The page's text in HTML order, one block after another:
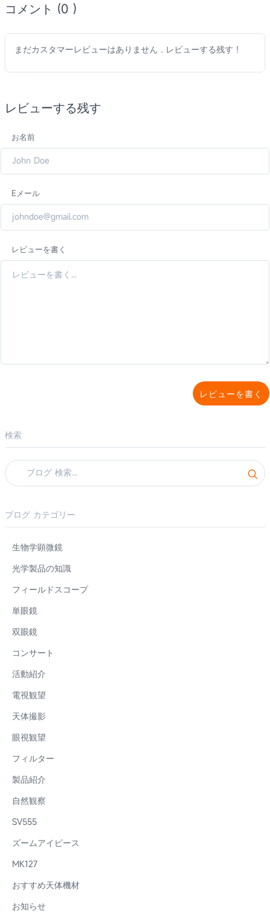
コメント (0 )
まだカスタマーレビューはありません . レビューする残す !
レビューする残す
お名前
Eメール
レビューを書く
レビューを書く
検索
ブログ カテゴリー
生物学顕微鏡
光学製品の知識
フィールドスコープ
単眼鏡
双眼鏡
コンサート
活動紹介
電視観望
天体撮影
眼視観望
フィルター
製品紹介
自然観察
SV555
ズームアイピース
MK127
おすすめ天体機材
お知らせ